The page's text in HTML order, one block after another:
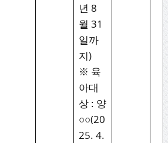
년 8
월 31
일까
지)
※ 육
아대
상 : 양
○○(20
25. 4.